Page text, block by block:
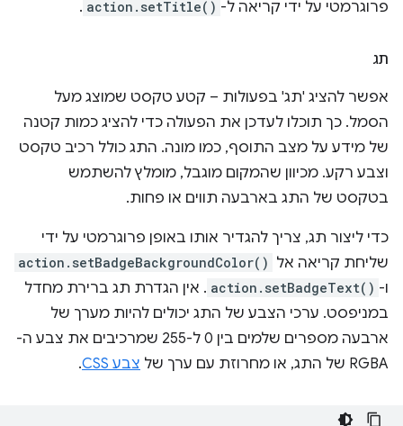
פרוגרמטי על ידי קריאה ל- action.setTitle()
.
תג
אפשר להציג 'תג' בפעולות – קטע טקסט שמוצג מעל
הסמל. כך תוכלו לעדכן את הפעולה כדי להציג כמות קטנה
של מידע על מצב התוסף, כמו מונה. התג כולל רכיב טקסט
וצבע רקע. מכיוון שהמקום מוגבל, מומלץ להשתמש
בטקסט של התג בארבעה תווים או פחות.
כדי ליצור תג, צריך להגדיר אותו באופן פרוגרמטי על ידי
שליחת קריאה אל action.setBadgeBackgroundColor()
ו- action.setBadgeText() . אין הגדרת תג ברירת מחדל
במניפסט. ערכי הצבע של התג יכולים להיות מערך של
ארבעה מספרים שלמים בין 0 ל-255 שמרכיבים את צבע ה-
RGBA של התג, או מחרוזת עם ערך של
צבע CSS .